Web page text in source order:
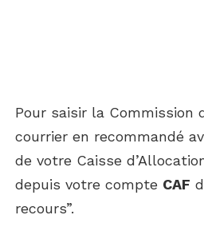
Pour saisir la Commission
courrier en recommandé
de votre Caisse
depuis votre compte CAF
recours”.